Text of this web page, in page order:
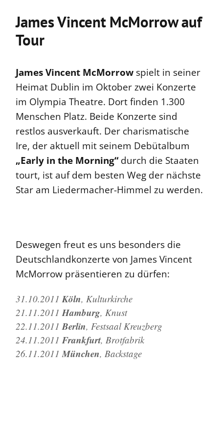
James Vincent McMorrow auf
Tour
James Vincent McMorrow spielt in seiner
Heimat Dublin im Oktober zwei Konzerte
im Olympia Theatre. Dort finden 1.300
Menschen Platz. Beide Konzerte sind
restlos ausverkauft. Der charismatische
Ire, der aktuell mit seinem Debütalbum
„Early in the Morning“durch die Staaten
tourt, ist auf dem besten Weg der nächste
Star am Liedermacher-Himmel zu werden.
Deswegen freut es uns besonders die
Deutschlandkonzerte von James Vincent
McMorrow präsentieren zu dürfen:
31.10.2011Köln, Kulturkirche
21.11.2011Hamburg, Knust
22.11.2011Berlin, Festsaal Kreuzberg
24.11.2011 Frankfurt, Brotfabrik
26.11.2011München, Backstage